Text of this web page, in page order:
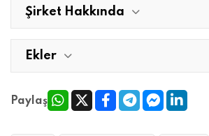
Şirket Hakkında
Ekler
Paylaş